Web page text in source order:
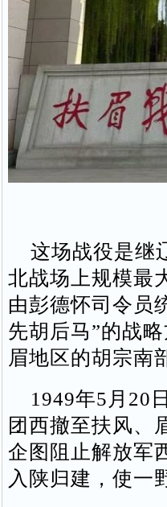
这场战役是继
北战场上规模最
由彭德怀司令员
先胡后马”的战
眉地区的胡宗南
1949年5月20
团西撤至扶风、
企图阻止解放军
入陕归建，使一